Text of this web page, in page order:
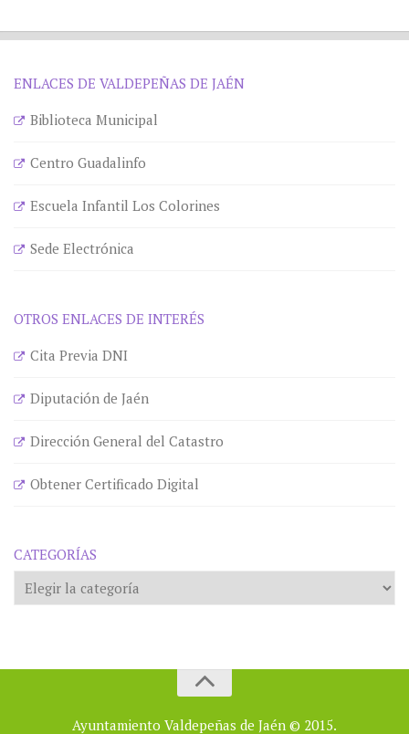
ENLACES DE VALDEPEÑAS DE JAÉN
Biblioteca Municipal
Centro Guadalinfo
Escuela Infantil Los Colorines
Sede Electrónica
OTROS ENLACES DE INTERÉS
Cita Previa DNI
Diputación de Jaén
Dirección General del Catastro
Obtener Certificado Digital
CATEGORÍAS
Categorías
Ayuntamiento Valdepeñas de Jaén © 2015.